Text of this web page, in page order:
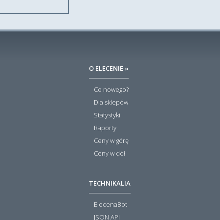
O ELECENIE »
Co nowego?
Dla sklepów
Statystyki
Raporty
Ceny w górę
Ceny w dół
TECHNIKALIA
ElecenaBot
JSON API